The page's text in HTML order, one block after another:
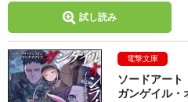
試し読み
電撃文庫
ソードアー
ガンゲイル